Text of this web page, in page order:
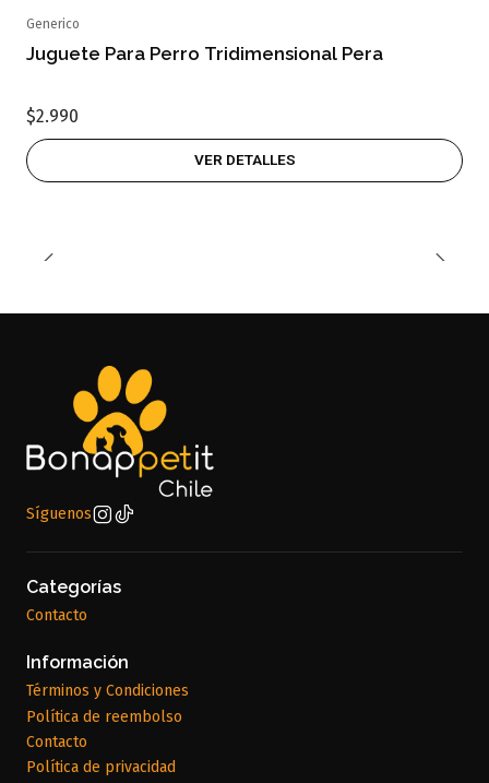
Generico
Juguete Para Perro Tridimensional Pera
$2.990
VER DETALLES
Síguenos
Categorías
Contacto
Información
Términos y Condiciones
Política de reembolso
Contacto
Política de privacidad